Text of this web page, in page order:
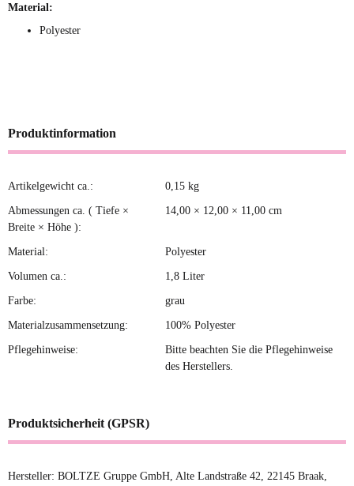
Material:
Polyester
Produktinformation
Produkteigenschaft
Wert
Artikelgewicht ca.: 0,15 kg
Abmessungen ca. ( Tiefe ×
Breite × Höhe ):
14,00 × 12,00 × 11,00 cm
Material: Polyester
Volumen ca.: 1,8 Liter
Farbe: grau
Materialzusammensetzung: 100% Polyester
Pflegehinweise:
Bitte beachten Sie die Pflegehinweise
des Herstellers.
Produktsicherheit (GPSR)
Hersteller: BOLTZE Gruppe GmbH, Alte Landstraße 42, 22145 Braak,